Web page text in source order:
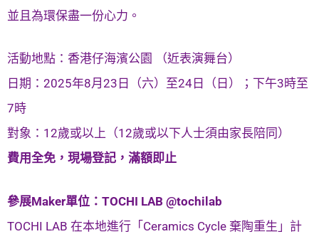
並且為環保盡一份心力。
活動地點：香港仔海濱公園 （近表演舞台）
日期：2025年8月23日（六）至24日（日）；下午3時至
7時
對象：12歲或以上（12歲或以下人士須由家長陪同）
費用全免，現場登記，滿額即止
參展Maker單位：TOCHI LAB @tochilab
TOCHI LAB 在本地進行「Ceramics Cycle 棄陶重生」計